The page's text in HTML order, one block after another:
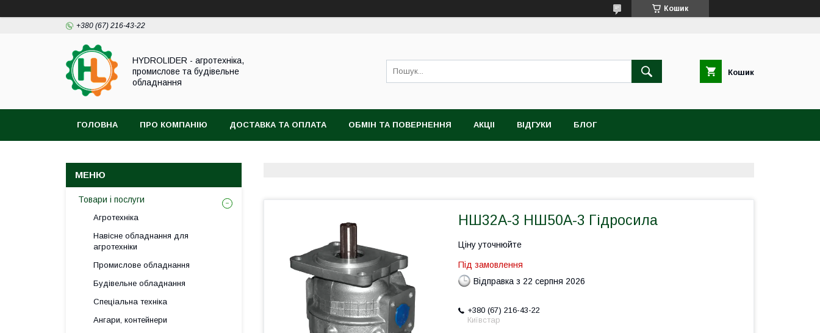
Кошик
+380 (67) 216-43-22
HYDROLIDER - агротехніка,
промислове та будівельне
обладнання
Кошик
ГОЛОВНА ПРО КОМПАНІЮ ДОСТАВКА ТА ОПЛАТА ОБМІН ТА ПОВЕРНЕННЯ АКЦІІ ВІДГУКИ БЛОГ
НШ32А-3 НШ50А-3 Гідросила
Ціну уточнюйте
Під замовлення
Відправка з 22 серпня 2026
+380 (67) 216-43-22
Київстар
Товари і послуги
Агротехніка
Навісне обладнання для
агротехніки
Промислове обладнання
Будівельне обладнання
Спеціальна техніка
Ангари, контейнери